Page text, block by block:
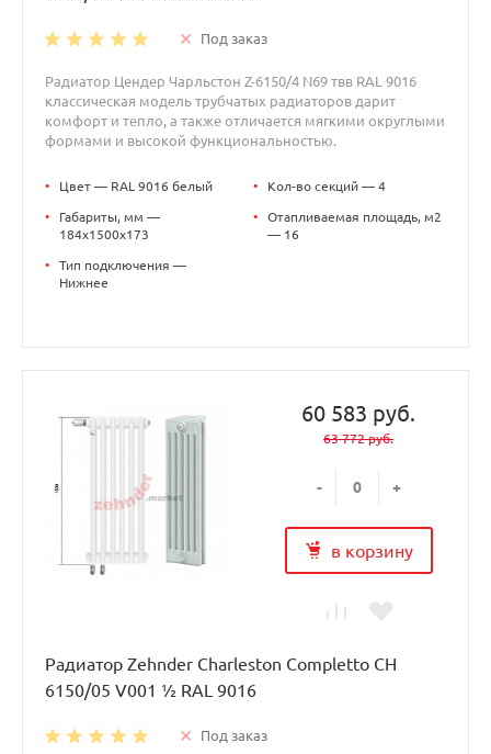
Под заказ
Радиатор Цендер Чарльстон Z-6150/4 N69 твв RAL 9016
классическая модель трубчатых радиаторов дарит
комфорт и тепло, а также отличается мягкими округлыми
формами и высокой функциональностью.
• Цвет — RAL 9016 белый
•
Габариты, мм —
184x1500x173
•
Тип подключения —
Нижнее
• Кол-во секций — 4
•
Отапливаемая площадь, м2
— 16
60 583 руб.
63 772 руб.
- +
в корзину
Радиатор Zehnder Charleston Completto CH
6150/05 V001 ½ RAL 9016
Под заказ